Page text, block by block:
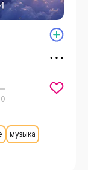
музыка